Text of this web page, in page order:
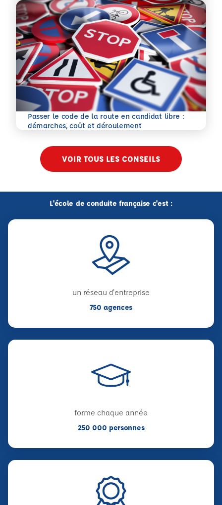
Passer le code de la route en candidat libre :
démarches, coût et déroulement
En savoir plus
VOIR TOUS LES CONSEILS
L'école de conduite française c'est :
un réseau d'entreprise
750 agences
forme chaque année
250 000 personnes